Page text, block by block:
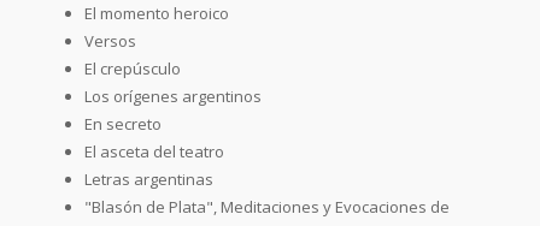
El momento heroico
Versos
El crepúsculo
Los orígenes argentinos
En secreto
El asceta del teatro
Letras argentinas
"Blasón de Plata", Meditaciones y Evocaciones de